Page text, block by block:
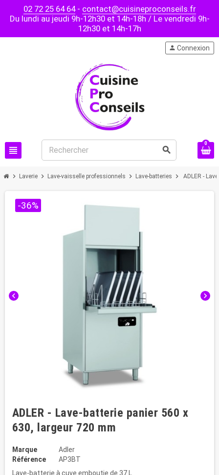
02 72 25 64 64- contact@cuisineproconseils.fr
Du lundi au jeudi 9h-12h30 et 14h-18h / Le vendredi 9h-
12h30 et 14h-17h
view_headline search
person Connexion
0
chevron_right Laverie chevron_right Lave-vaisselle professionnels chevron_right Lave-batteries chevron_right ADLER -
chevron_left chevron_right
-36%
ADLER - Lave-batterie panier 560 x
630, largeur 720 mm
Marque
Adler
Référence
AP3BT
Lave-batterie à cuve emboutie de 37 L